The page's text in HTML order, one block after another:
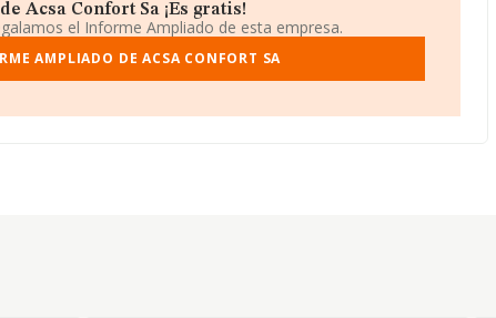
Acsa Confort Sa ¡Es gratis!
el Informe Ampliado de esta empresa.
AMPLIADO DE ACSA CONFORT SA